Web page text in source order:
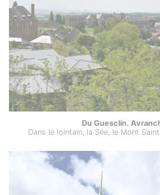
Du Guesclin.
Dans le lointain, la Sée, le Mont